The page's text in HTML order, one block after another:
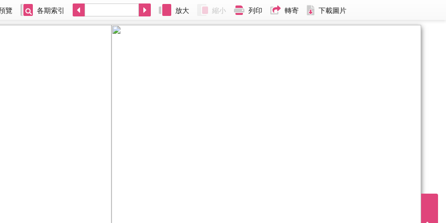
覽 各期索引 放大 縮小 列印 轉寄 下載圖片